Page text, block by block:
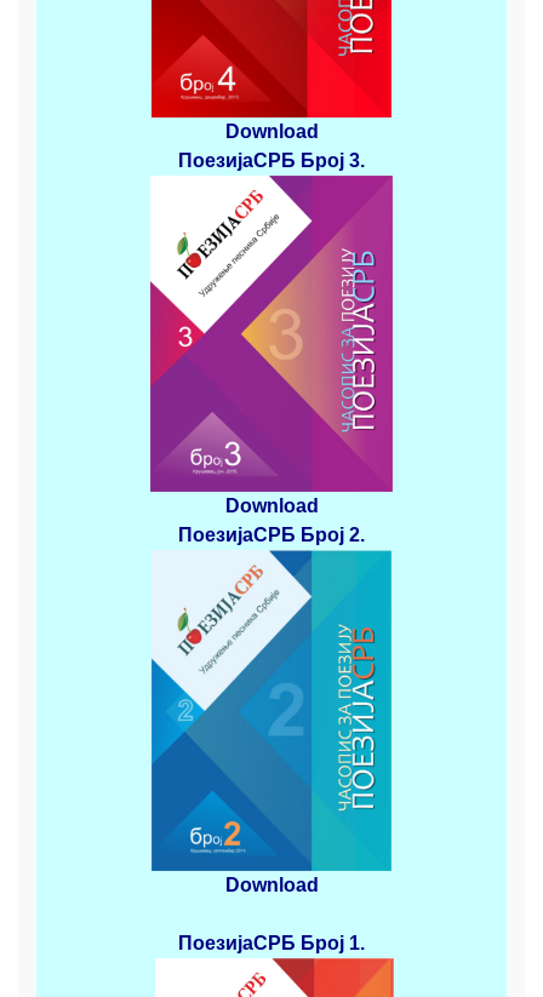
Download
ПоезијаСРБ Број 3.
Download
ПоезијаСРБ Број 2.
Download
ПоезијаСРБ Број 1.